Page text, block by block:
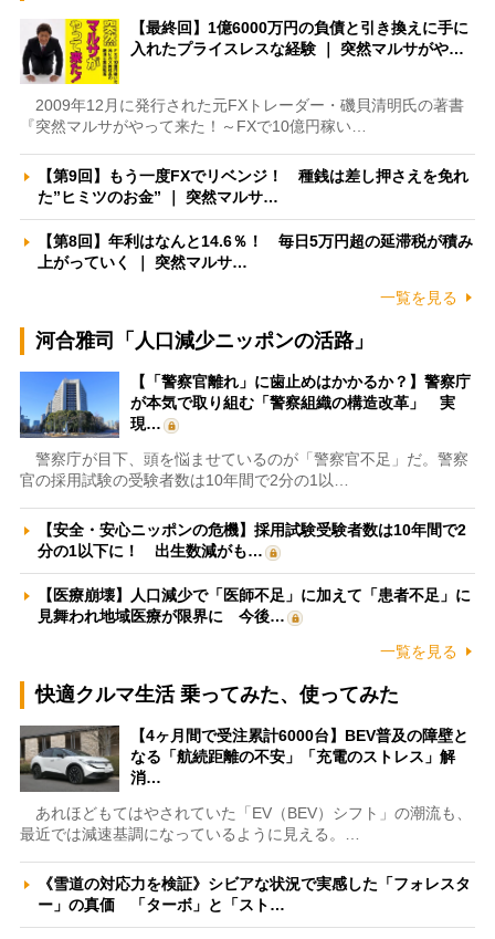
【最終回】1億6000万円の負債と引き換えに手に
入れたプライスレスな経験 ｜ 突然マルサがや…
2009年12月に発行された元FXトレーダー・磯貝清明氏の著書
『突然マルサがやって来た！～FXで10億円稼い…
【第9回】もう一度FXでリベンジ！ 種銭は差し押さえを免れ
た”ヒミツのお金” ｜ 突然マルサ…
【第8回】年利はなんと14.6％！ 毎日5万円超の延滞税が積み
上がっていく ｜ 突然マルサ…
一覧を見る
河合雅司「人口減少ニッポンの活路」
【「警察官離れ」に歯止めはかかるか？】警察庁
が本気で取り組む「警察組織の構造改革」 実
現…
警察庁が目下、頭を悩ませているのが「警察官不足」だ。警察
官の採用試験の受験者数は10年間で2分の1以…
【安全・安心ニッポンの危機】採用試験受験者数は10年間で2
分の1以下に！ 出生数減がも…
【医療崩壊】人口減少で「医師不足」に加えて「患者不足」に
見舞われ地域医療が限界に 今後…
一覧を見る
快適クルマ生活 乗ってみた、使ってみた
【4ヶ月間で受注累計6000台】BEV普及の障壁と
なる「航続距離の不安」「充電のストレス」解
消…
あれほどもてはやされていた「EV（BEV）シフト」の潮流も、
最近では減速基調になっているように見える。…
《雪道の対応力を検証》シビアな状況で実感した「フォレスタ
ー」の真価 「ターボ」と「スト…